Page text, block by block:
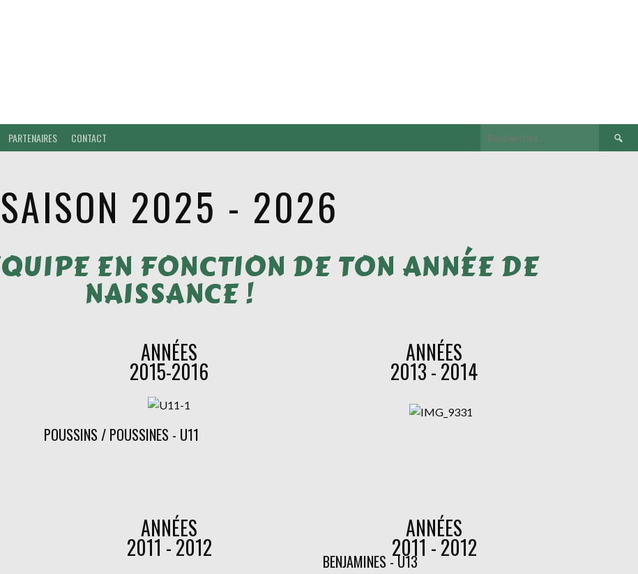
PARTENAIRES CONTACT
SAISON 2025 - 2026
EN FONCTION DE TON ANNÉE DE
NAISSANCE !
ANNÉES
2015-2016
POUSSINS / POUSSINES - U11
ANNÉES
2013 - 2014
BENJAMINES - U13
ANNÉES
2011 - 2012
ANNÉES
2011 - 2012